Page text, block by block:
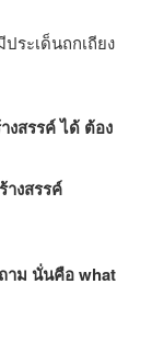
ระเด็นถกเถียง
สรรค์ ได้ ต้อง
งสรรค์
าม นั่นคือ what